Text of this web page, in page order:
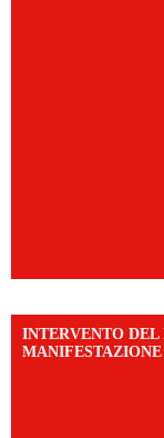
INTERVENTO DEL